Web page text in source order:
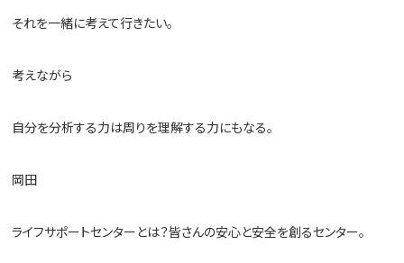
それを一緒に考えて行きたい。
考えながら
自分を分析する力は周りを理解する力にもなる。
岡田
ライフサポートセンターとは？皆さんの安心と安全を創るセンター。